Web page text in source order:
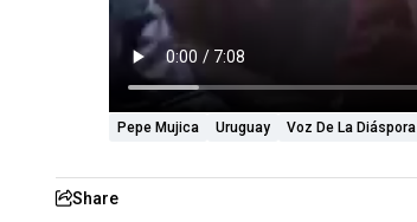
Pepe Mujica Uruguay Voz De La Diáspora
Share